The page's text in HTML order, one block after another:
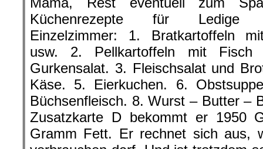
Küchenrezepte für Ledige
Einzelzimmer: 1. Bratkartoffeln
usw. 2. Pellkartoffeln mit Fisch
Gurkensalat. 3. Fleischsalat und
Käse. 5. Eierkuchen. 6.
Büchsenfleisch. 8. Wurst – Butter –
Zusatzkarte D bekommt er 1950
Gramm Fett. Er rechnet sich aus,